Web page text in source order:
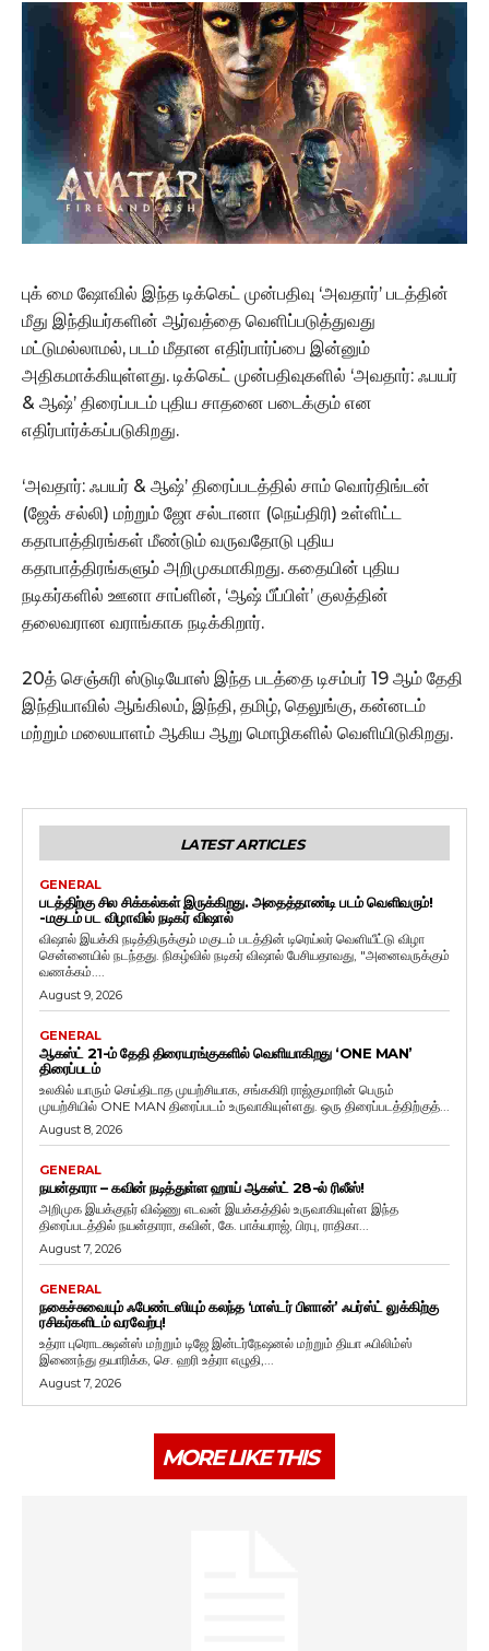
புக் மை ஷோவில் இந்த டிக்கெட் முன்பதிவு ‘அவதார்’ படத்தின்
மீது இந்தியர்களின் ஆர்வத்தை வெளிப்படுத்துவது
மட்டுமல்லாமல், படம் மீதான எதிர்பார்ப்பை இன்னும்
அதிகமாக்கியுள்ளது. டிக்கெட் முன்பதிவுகளில் ‘அவதார்: ஃபயர்
& ஆஷ்’ திரைப்படம் புதிய சாதனை படைக்கும் என
எதிர்பார்க்கப்படுகிறது.
‘அவதார்: ஃபயர் & ஆஷ்’ திரைப்படத்தில் சாம் வொர்திங்டன்
(ஜேக் சல்லி) மற்றும் ஜோ சல்டானா (நெய்திரி) உள்ளிட்ட
கதாபாத்திரங்கள் மீண்டும் வருவதோடு புதிய
கதாபாத்திரங்களும் அறிமுகமாகிறது. கதையின் புதிய
நடிகர்களில் ஊனா சாப்ளின், ‘ஆஷ் பீப்பிள்’ குலத்தின்
தலைவரான வராங்காக நடிக்கிறார்.
20த் செஞ்சுரி ஸ்டுடியோஸ் இந்த படத்தை டிசம்பர் 19 ஆம் தேதி
இந்தியாவில் ஆங்கிலம், இந்தி, தமிழ், தெலுங்கு, கன்னடம்
மற்றும் மலையாளம் ஆகிய ஆறு மொழிகளில் வெளியிடுகிறது.
LATEST ARTICLES
GENERAL
படத்திற்கு சில சிக்கல்கள் இருக்கிறது. அதைத்தாண்டி படம் வெளிவரும்!
-மகுடம் பட விழாவில் நடிகர் விஷால்
விஷால் இயக்கி நடித்திருக்கும் மகுடம் படத்தின் டிரெய்லர் வெளியீட்டு விழா
சென்னையில் நடந்தது. நிகழ்வில் நடிகர் விஷால் பேசியதாவது, "அனைவருக்கும்
வணக்கம்....
August 9, 2026
GENERAL
ஆகஸ்ட் 21-ம் தேதி திரையரங்குகளில் வெளியாகிறது ‘ONE MAN’
திரைப்படம்
உலகில் யாரும் செய்திடாத முயற்சியாக, சங்ககிரி ராஜ்குமாரின் பெரும்
முயற்சியில் ONE MAN திரைப்படம் உருவாகியுள்ளது. ஒரு திரைப்படத்திற்குத்...
August 8, 2026
GENERAL
நயன்தாரா – கவின் நடித்துள்ள ஹாய் ஆகஸ்ட் 28-ல் ரிலீஸ்!
அறிமுக இயக்குநர் விஷ்ணு எடவன் இயக்கத்தில் உருவாகியுள்ள இந்த
திரைப்படத்தில் நயன்தாரா, கவின், கே. பாக்யராஜ், பிரபு, ராதிகா...
August 7, 2026
GENERAL
நகைச்சுவையும் ஃபேண்டஸியும் கலந்த ‘மாஸ்டர் பிளான்’ ஃபர்ஸ்ட் லுக்கிற்கு
ரசிகர்களிடம் வரவேற்பு!
உத்ரா புரொடக்ஷன்ஸ் மற்றும் டிஜே இன்டர்நேஷனல் மற்றும் தியா ஃபிலிம்ஸ்
இணைந்து தயாரிக்க, செ. ஹரி உத்ரா எழுதி,...
August 7, 2026
MORE LIKE THIS